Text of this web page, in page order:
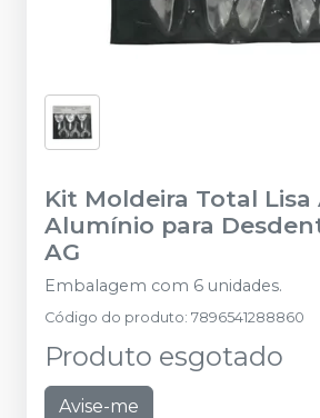
Kit Moldeira Total
Alumínio para
AG
Embalagem com 6 unidades.
Código do produto: 7896541288860
Produto esgotado
Avise-me